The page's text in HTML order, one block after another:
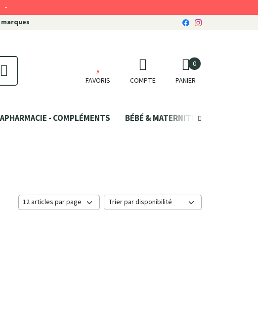
marques
FAVORIS COMPTE PANIER
0
- COMPLÉMENTS BÉBÉ & MATERNITÉ